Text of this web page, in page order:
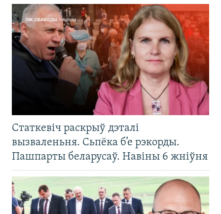
Статкевіч раскрыў дэталі
вызваленьня. Сьпёка б’е рэкорды.
Пашпарты беларусаў. Навіны 6 жніўня